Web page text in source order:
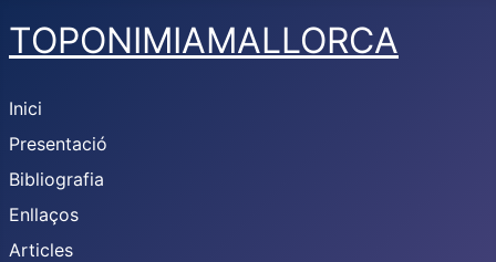
TOPONIMIAMALLORCA
Inici
Presentació
Bibliografia
Enllaços
Articles